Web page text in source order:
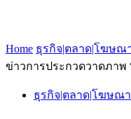
Home ธุรกิจ|ตลาด|โฆษณ
ข่าวการประกวดวาดภาพ
ธุรกิจ|ตลาด|โฆษณ